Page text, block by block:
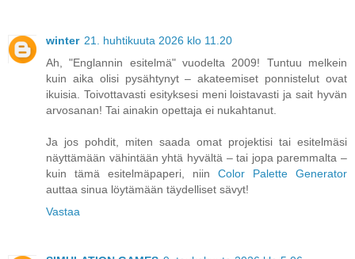
winter 21. huhtikuuta 2026 klo 11.20
Ah, "Englannin esitelmä" vuodelta 2009! Tuntuu melkein
kuin aika olisi pysähtynyt – akateemiset ponnistelut ovat
ikuisia. Toivottavasti esityksesi meni loistavasti ja sait hyvän
arvosanan! Tai ainakin opettaja ei nukahtanut.
Ja jos pohdit, miten saada omat projektisi tai esitelmäsi
näyttämään vähintään yhtä hyvältä – tai jopa paremmalta –
kuin tämä esitelmäpaperi, niin Color Palette Generator
auttaa sinua löytämään täydelliset sävyt!
Vastaa